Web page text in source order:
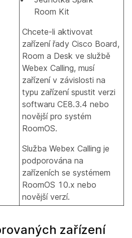
Room Kit
Chcete-li aktivovat
zařízení řady Cisco Board,
Room a Desk ve službě
Webex Calling, musí
zařízení v závislosti na
typu zařízení spustit verzi
softwaru CE8.3.4 nebo
novější pro systém
RoomOS.
Služba Webex Calling je
podporována na
zařízeních se systémem
RoomOS 10.x nebo
novější verzí.
zařízení